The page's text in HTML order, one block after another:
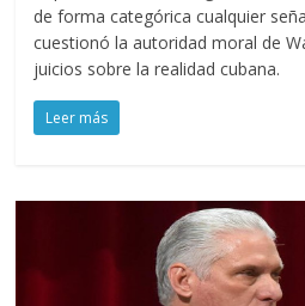
de forma categórica cualquier
cuestionó la autoridad moral de
juicios sobre la realidad cubana.
Leer más